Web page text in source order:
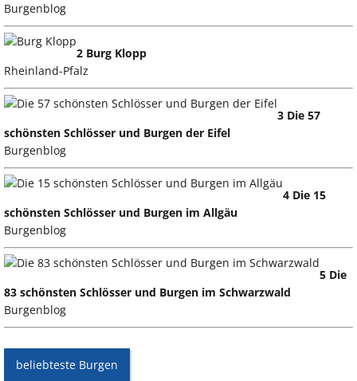
Burgenblog
2 Burg Klopp
Rheinland-Pfalz
3 Die 57
schönsten Schlösser und Burgen der Eifel
Burgenblog
4 Die 15
schönsten Schlösser und Burgen im Allgäu
Burgenblog
5 Die
83 schönsten Schlösser und Burgen im Schwarzwald
Burgenblog
beliebteste Burgen